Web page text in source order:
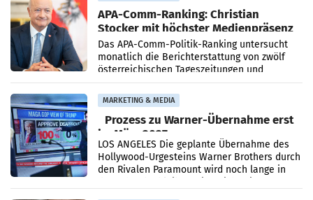
APA-Comm-Ranking: Christian
Stocker mit höchster Medienpräsenz
im Juli
Das APA-Comm-Politik-Ranking untersucht
monatlich die Berichterstattung von zwölf
österreichischen Tageszeitungen und
analysiert, welche Politikerinnen und
Politiker Österreichs die
MARKETING & MEDIA
Prozess zu Warner-Übernahme erst
im März 2027
LOS ANGELES Die geplante Übernahme des
Hollywood-Urgesteins Warner Brothers durch
den Rivalen Paramount wird noch lange in